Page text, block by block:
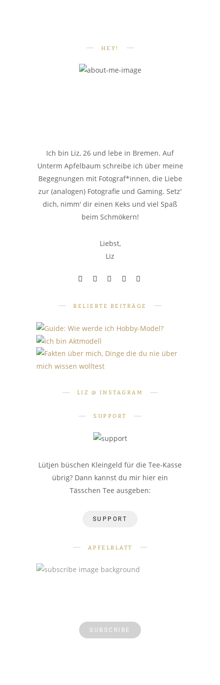
HEY!
Ich bin Liz, 26 und lebe in Bremen. Auf
Unterm Apfelbaum schreibe ich über meine
Begegnungen mit Fotograf*innen, die Liebe
zur (analogen) Fotografie und Gaming. Setz'
dich, nimm' dir einen Keks und viel Spaß
beim Schmökern!
Liebst,
Liz
BELIEBTE BEITRÄGE
SHOOTINGS
Teil 1: Grundlagen
PERSÖNLICHES
das für mich?
Fakten über mich: 10 Dinge, die
LIZ @ INSTAGRAM
SUPPORT
Lütjen büschen Kleingeld für die Tee-Kasse
übrig? Dann kannst du mir hier ein
Tässchen Tee ausgeben:
SUPPORT
APFELBLATT
SUBSCRIBE